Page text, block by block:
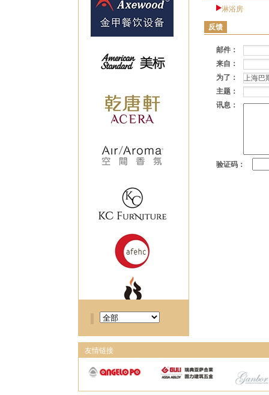
淋浴房
反馈
邮件：
来自：
为了：
主题：
讯息：
验证码：
友情链接